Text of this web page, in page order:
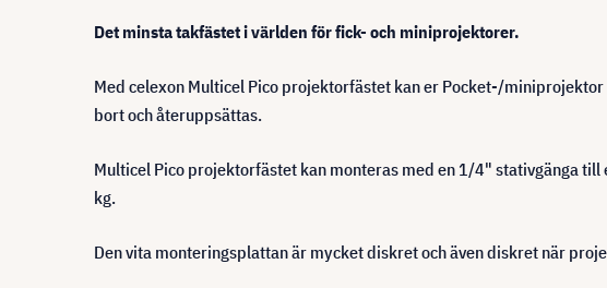
Det minsta takfästet i världen för fick- och miniprojektorer.
Med celexon Multicel Pico projektorfästet kan er Pocket-/
bort och återuppsättas.
Multicel Pico projektorfästet kan monteras med en 1/4" stativgänga
kg.
Den vita monteringsplattan är mycket diskret och även diskret när